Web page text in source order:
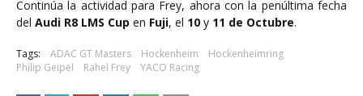
Continúa la actividad para Frey, ahora con la penúltima fecha
del Audi R8 LMS Cup en Fuji, el 10 y 11 de Octubre.
Tags: ADAC GT Masters Hockenheim
Hockenheimring
Philip Geipel
Rahel Frey YACO Racing